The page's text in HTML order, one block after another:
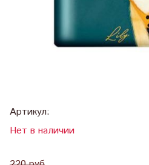
Артикул:
Нет в наличии